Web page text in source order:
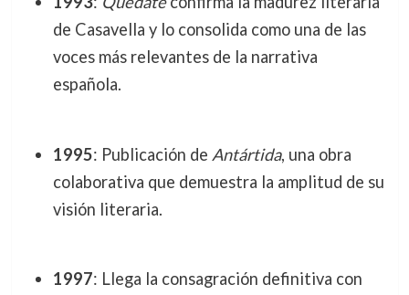
de Casavella y lo consolida como una de las
voces más relevantes de la narrativa
española.
1995: Publicación de Antártida, una obra
colaborativa que demuestra la amplitud de su
visión literaria.
1997: Llega la consagración definitiva con